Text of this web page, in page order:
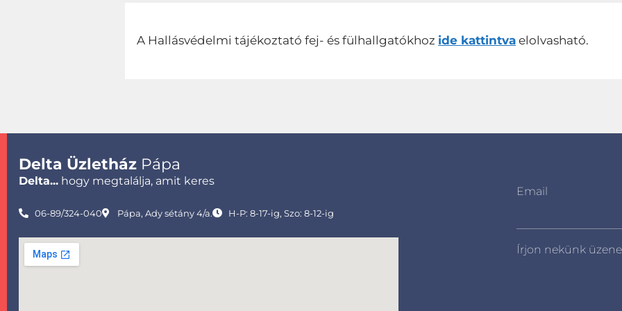
A Hallásvédelmi tájékoztató fej- és fülhallgatókhoz ide kattintva elolvasható.
Delta Üzletház Pápa
Delta... hogy megtalálja, amit keres
06-89/324-040 Pápa, Ady sétány 4/a. H-P: 8-17-ig, Szo: 8-12-ig
Email
Írjon nekünk